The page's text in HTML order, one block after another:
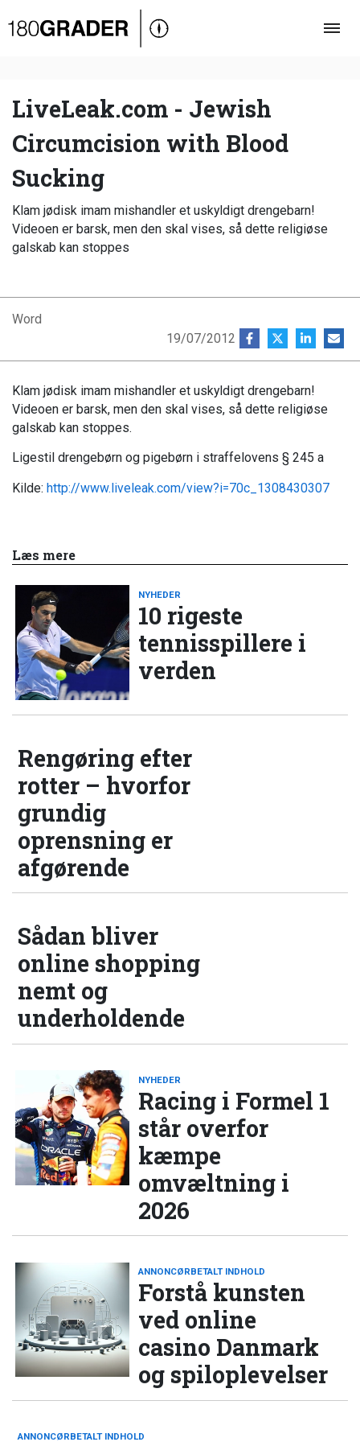
Oversigt
Debat
Video
Podcast
LiveLeak.com - Jewish
Circumcision with Blood
Sucking
Klam jødisk imam mishandler et uskyldigt drengebarn!
Videoen er barsk, men den skal vises, så dette religiøse
galskab kan stoppes
Word
19/07/2012
Klam jødisk imam mishandler et uskyldigt drengebarn!
Videoen er barsk, men den skal vises, så dette religiøse
galskab kan stoppes.
Ligestil drengebørn og pigebørn i straffelovens § 245 a
Kilde: http://www.liveleak.com/view?i=70c_1308430307
Læs mere
NYHEDER
10 rigeste
tennisspillere i
verden
Rengøring efter
rotter – hvorfor
grundig
oprensning er
afgørende
Sådan bliver
online shopping
nemt og
underholdende
NYHEDER
Racing i Formel 1
står overfor
kæmpe
omvæltning i
2026
ANNONCØRBETALT INDHOLD
Forstå kunsten
ved online
casino Danmark
og spiloplevelser
ANNONCØRBETALT INDHOLD